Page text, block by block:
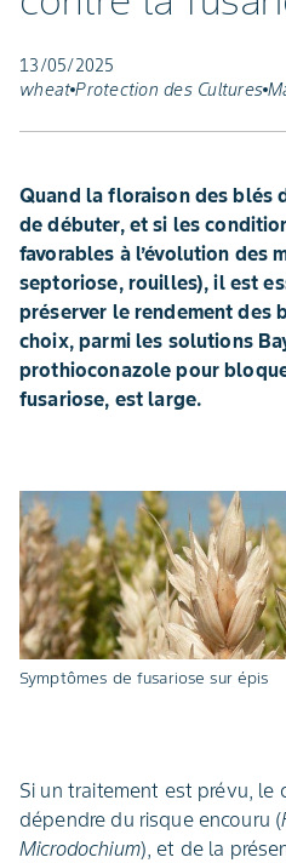
13/05/2025
wheat Protection des Cultures
Quand la floraison des blés
de débuter, et si les
favorables à l’évolution des
septoriose, rouilles), il est
préserver le rendement des
choix, parmi les solutions
prothioconazole pour
fusariose, est large.
Symptômes de fusariose sur épis
Si un traitement est prévu,
dépendre du risque encouru (
Microdochium), et de la